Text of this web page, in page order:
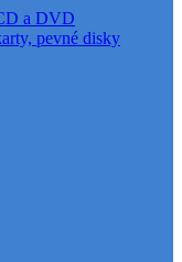
a DVD
pevné disky